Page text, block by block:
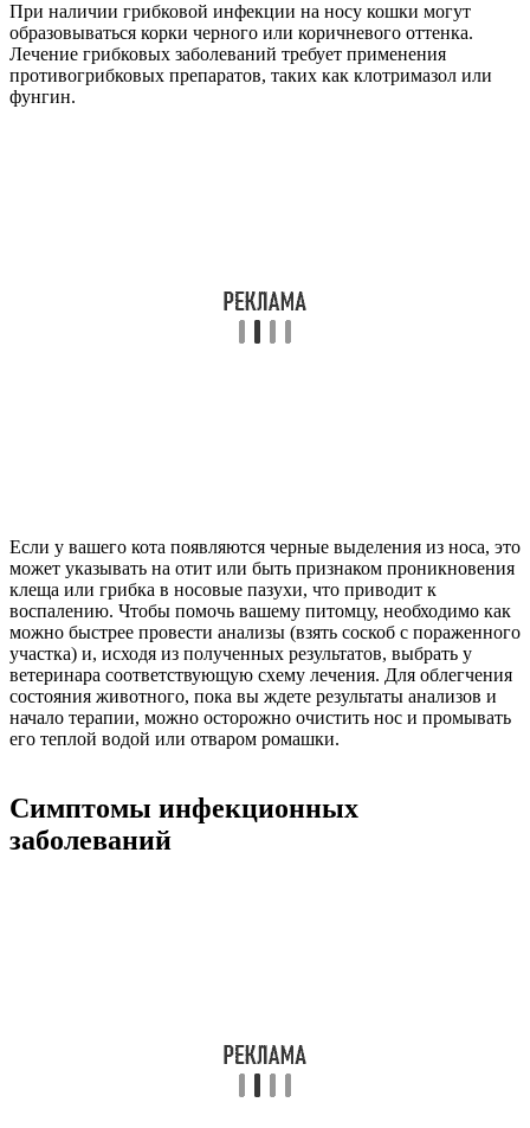
При наличии грибковой инфекции на носу кошки могут
образовываться корки черного или коричневого оттенка.
Лечение грибковых заболеваний требует применения
противогрибковых препаратов, таких как клотримазол или
фунгин.
Если у вашего кота появляются черные выделения из носа, это
может указывать на отит или быть признаком проникновения
клеща или грибка в носовые пазухи, что приводит к
воспалению. Чтобы помочь вашему питомцу, необходимо как
можно быстрее провести анализы (взять соскоб с пораженного
участка) и, исходя из полученных результатов, выбрать у
ветеринара соответствующую схему лечения. Для облегчения
состояния животного, пока вы ждете результаты анализов и
начало терапии, можно осторожно очистить нос и промывать
его теплой водой или отваром ромашки.
Симптомы инфекционных
заболеваний